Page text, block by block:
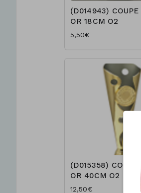
(D014943) COUPE
OR 18CM O2
5,50€
(D015358) COUPE
OR 40CM O2
12,50€